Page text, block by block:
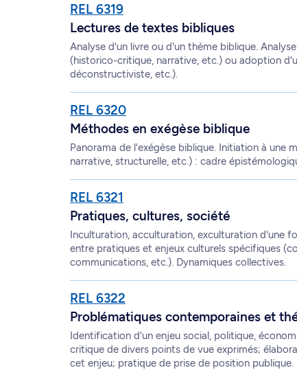
REL 6319
Lectures de textes bibliques
Analyse d'un livre ou d'un thème biblique.
(historico-critique, narrative, etc.) ou adoption
déconstructiviste, etc.).
REL 6320
Méthodes en exégèse biblique
Panorama de l'exégèse biblique. Initiation à une
narrative, structurelle, etc.) : cadre
REL 6321
Pratiques, cultures, société
Inculturation, acculturation, exculturation d'une
entre pratiques et enjeux culturels spécifiques
communications, etc.). Dynamiques collectives.
REL 6322
Problématiques contemporaines et
Identification d'un enjeu social, politique,
critique de divers points de vue exprimés;
cet enjeu; pratique de prise de position publique.